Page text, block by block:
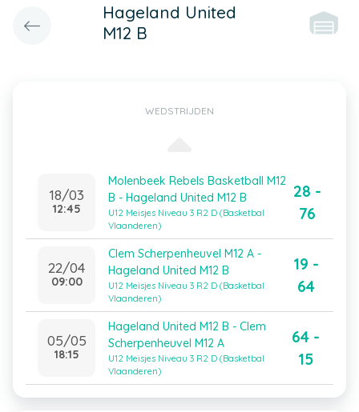
Hageland United
M12 B
WEDSTRIJDEN
18/03
12:45
Molenbeek Rebels Basketball M12
B - Hageland United M12 B
U12 Meisjes Niveau 3 R2 D (Basketbal
Vlaanderen)
28 -
76
22/04
09:00
Clem Scherpenheuvel M12 A -
Hageland United M12 B
U12 Meisjes Niveau 3 R2 D (Basketbal
Vlaanderen)
19 -
64
05/05
18:15
Hageland United M12 B - Clem
Scherpenheuvel M12 A
U12 Meisjes Niveau 3 R2 D (Basketbal
Vlaanderen)
64 -
15